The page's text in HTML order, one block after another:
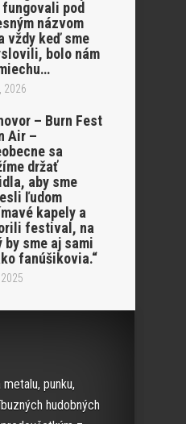
fungovali pod
názvom
vždy keď sme
bolo nám
2026
– Burn Fest
Air –
sa
držať
aby sme
ľudom
kapely a
festival, na
by sme aj sami
fanúšikovia.“
punku,
hudobných